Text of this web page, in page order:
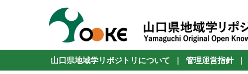
山口県地域学リポジトリについて | 管理運営指針 |